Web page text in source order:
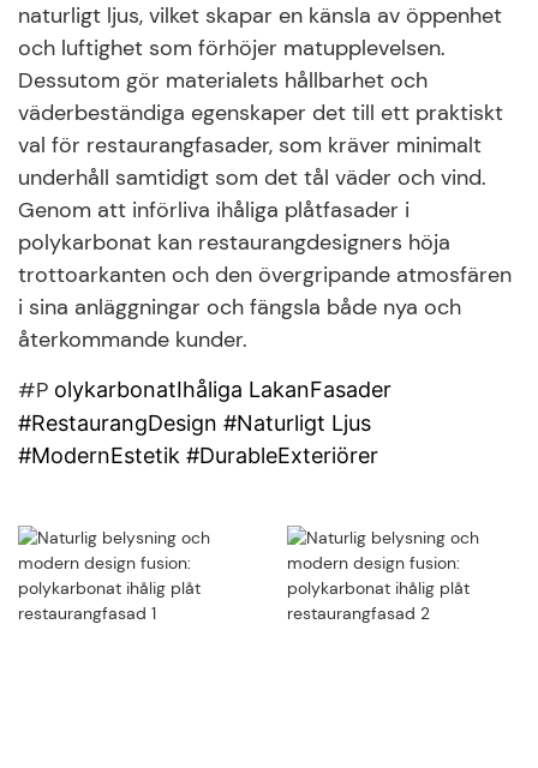
naturligt ljus, vilket skapar en känsla av öppenhet
och luftighet som förhöjer matupplevelsen.
Dessutom gör materialets hållbarhet och
väderbeständiga egenskaper det till ett praktiskt
val för restaurangfasader, som kräver minimalt
underhåll samtidigt som det tål väder och vind.
Genom att införliva ihåliga plåtfasader i
polykarbonat kan restaurangdesigners höja
trottoarkanten och den övergripande atmosfären
i sina anläggningar och fängsla både nya och
återkommande kunder.
#P olykarbonatIhåliga LakanFasader
#RestaurangDesign #Naturligt Ljus
#ModernEstetik #DurableExteriörer